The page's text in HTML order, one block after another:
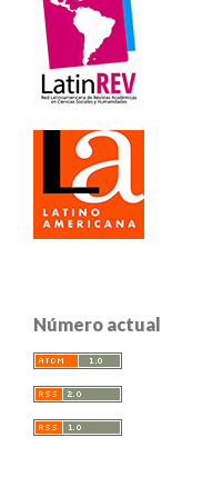
Número actual